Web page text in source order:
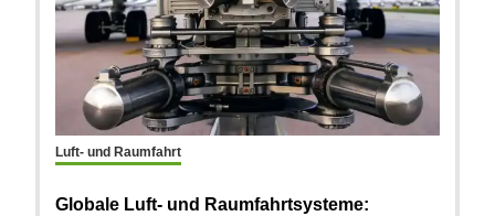
Luft- und Raumfahrt
Globale Luft- und Raumfahrtsysteme: